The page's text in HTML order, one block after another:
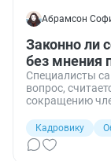
Абрамсон
Законно ли
без мнения
Специалисты
вопрос,
сокращению
мнение по
Кадровику